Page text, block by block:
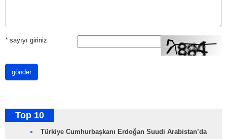
*sayıyı giriniz
gönder
Top 10
Türkiye Cumhurbaşkanı Erdoğan Suudi Arabistan’da